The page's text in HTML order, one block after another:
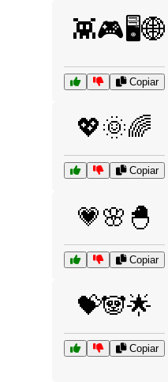
👾🎮🖥️🌐
Copiar
💖🌞🌈
Copiar
💗🌸🐣
Copiar
💝🐼🌟
Copiar